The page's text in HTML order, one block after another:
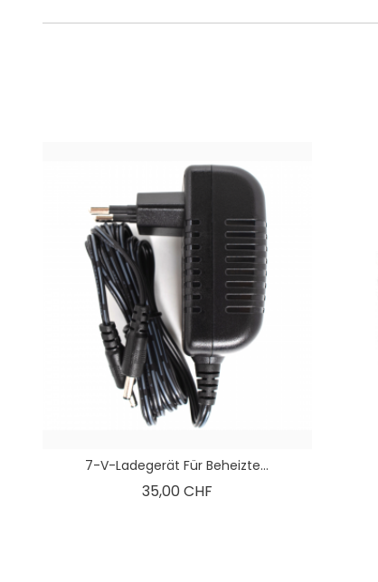
7-V-Ladegerät Für Beheizte...
35,00 CHFPreis